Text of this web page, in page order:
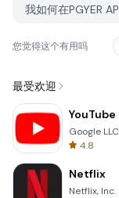
您觉得这个有用吗
最受欢迎
YouTube
Google LLC
4.8
Netflix
Netflix, Inc.